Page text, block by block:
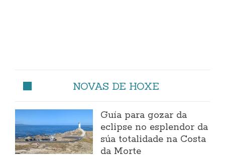
NOVAS DE HOXE
Guía para gozar da
eclipse no esplendor da
súa totalidade na Costa
da Morte